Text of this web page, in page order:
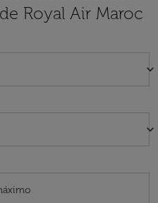
Royal Air Maroc
keyboard_arrow_down
keyboard_arrow_down